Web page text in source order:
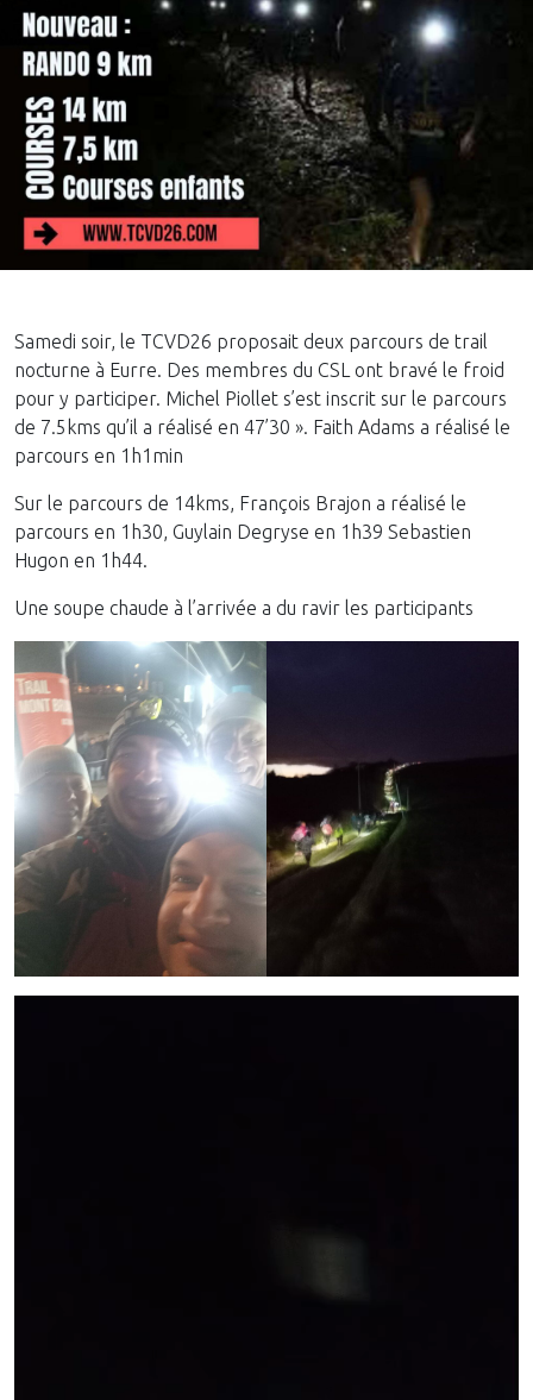
Samedi soir, le TCVD26 proposait deux parcours de trail
nocturne à Eurre. Des membres du CSL ont bravé le froid
pour y participer. Michel Piollet s’est inscrit sur le parcours
de 7.5kms qu’il a réalisé en 47’30 ». Faith Adams a réalisé le
parcours en 1h1min
Sur le parcours de 14kms, François Brajon a réalisé le
parcours en 1h30, Guylain Degryse en 1h39 Sebastien
Hugon en 1h44.
Une soupe chaude à l’arrivée a du ravir les participants